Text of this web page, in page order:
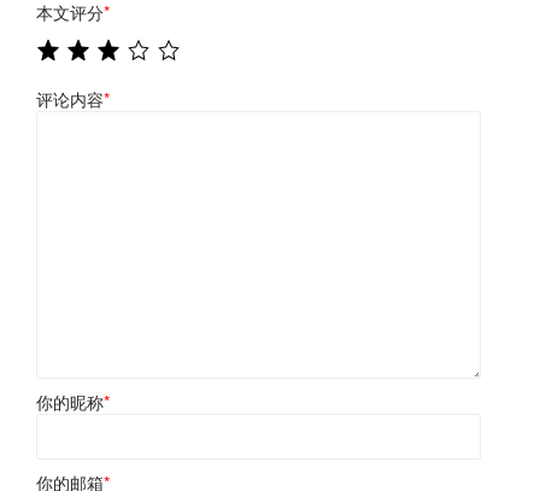
本文评分*
评论内容*
你的昵称*
你的邮箱*